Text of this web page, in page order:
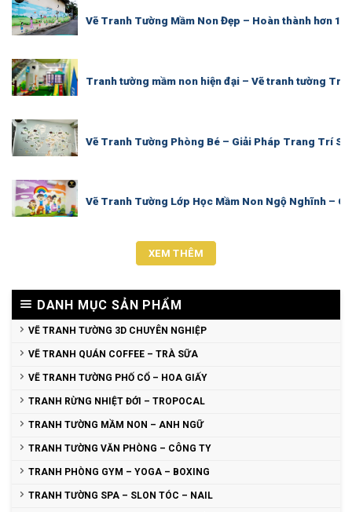
Vẽ Tranh Tường Mầm Non Đẹp – Hoàn thành hơn
Tranh tường mầm non hiện đại – Vẽ tranh tường
Vẽ Tranh Tường Phòng Bé – Giải Pháp Trang Trí
Vẽ Tranh Tường Lớp Học Mầm Non Ngộ Nghĩnh –
XEM THÊM
DANH MỤC SẢN PHẨM
VẼ TRANH TƯỜNG 3D CHUYÊN NGHIỆP
VẼ TRANH QUÁN COFFEE – TRÀ SỮA
VẼ TRANH TƯỜNG PHỐ CỔ – HOA GIẤY
TRANH RỪNG NHIỆT ĐỚI – TROPOCAL
TRANH TƯỜNG MẦM NON – ANH NGỮ
TRANH TƯỜNG VĂN PHÒNG – CÔNG TY
TRANH PHÒNG GYM – YOGA – BOXING
TRANH TƯỜNG SPA – SLON TÓC – NAIL